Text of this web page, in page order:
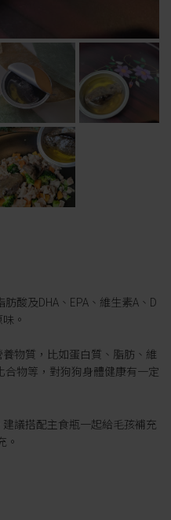
酸及DHA、EPA、維生素A、D
。
物質，比如蛋白質、脂肪、維
合物等，對狗狗身體健康有一定
議搭配主食瓶一起給毛孩補充
。